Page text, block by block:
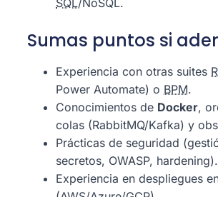
SQL/NoSQL.
Sumas puntos si
Experiencia con otras suites
Power Automate) o BPM.
Conocimientos de Docker,
colas (RabbitMQ/Kafka) y
Prácticas de seguridad
secretos, OWASP, hardening).
Experiencia en despliegues